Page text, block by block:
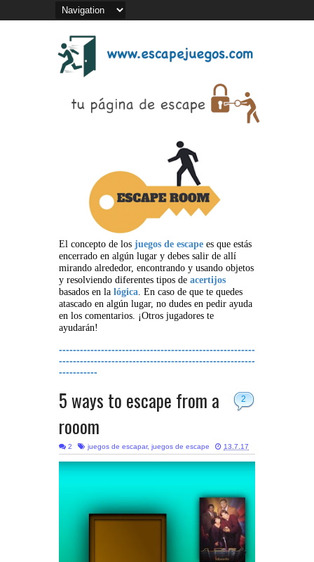
El concepto de los juegos de escape es que estás
encerrado en algún lugar y debes salir de allí
mirando alrededor, encontrando y usando objetos
y resolviendo diferentes tipos de acertijos
basados en la lógica. En caso de que te quedes
atascado en algún lugar, no dudes en pedir ayuda
en los comentarios. ¡Otros jugadores te
ayudarán!
--------------------------------------------------------
--------------------------------------------------------
-----------
2
5 ways to escape from a
rooom
2 juegos de escapar, juegos de escape 13.7.17